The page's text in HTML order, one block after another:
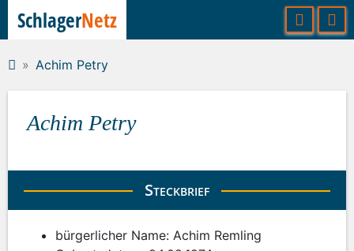
Achim Petry
Achim Petry
Steckbrief
bürgerlicher Name: Achim Remling
SchlagerNetz